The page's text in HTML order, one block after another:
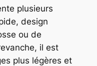
plusieurs
design
ou de
il est
plus légères et